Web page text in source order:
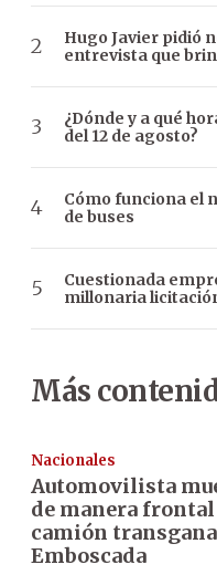
Hugo Javier pidió
entrevista que
¿Dónde y a qué
del 12 de agosto?
Cómo funciona el
de buses
Cuestionada
millonaria
Más
Nacionales
Automovilista
de manera
camión
Emboscada